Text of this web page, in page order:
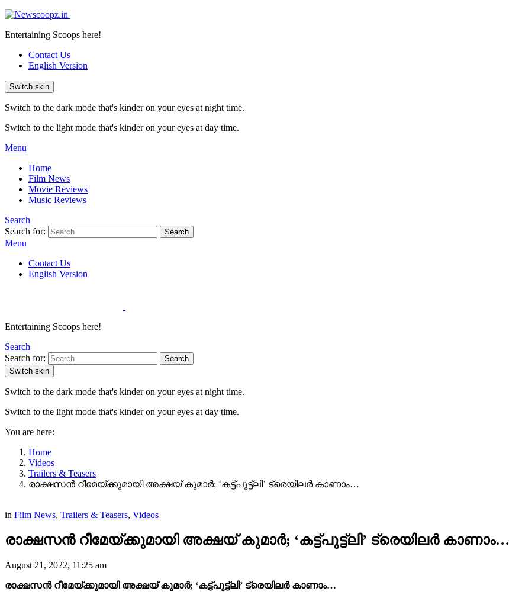
Entertaining Scoops here!
Contact Us
English Version
Switch skin
Switch to the dark mode that's kinder on your eyes at night time.
Switch to the light mode that's kinder on your eyes at day time.
Menu
Home
Film News
Movie Reviews
Music Reviews
Search
Search for:
Search
Menu
Contact Us
English Version
Entertaining Scoops here!
Search
Search for:
Search
Switch skin
Switch to the dark mode that's kinder on your eyes at night time.
Switch to the light mode that's kinder on your eyes at day time.
You are here:
Home
Videos
Trailers & Teasers
രാക്ഷസൻ റീമേയ്ക്കുമായി അക്ഷയ് കുമാർ; ‘കട്ട്പുട്ട്ലി’ ട്രെയിലർ കാണാം…
in Film News, Trailers & Teasers, Videos
രാക്ഷസൻ റീമേയ്ക്കുമായി അക്ഷയ് കുമാർ; ‘കട്ട്പുട്ട്ലി’ ട്രെയിലർ കാണാം…
August 21, 2022, 11:25 am
രാക്ഷസൻ റീമേയ്ക്കുമായി അക്ഷയ് കുമാർ; ‘കട്ട്പുട്ട്ലി’ ട്രെയിലർ കാണാം…